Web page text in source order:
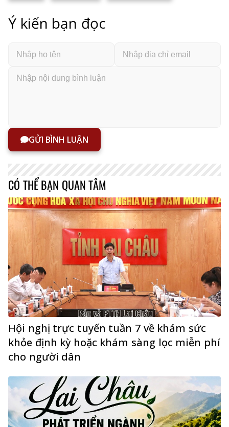
Ý kiến bạn đọc
GỬI BÌNH LUẬN
CÓ THỂ BẠN QUAN TÂM
Hội nghị trực tuyến tuần 7 về khám sức
khỏe định kỳ hoặc khám sàng lọc miễn phí
cho người dân